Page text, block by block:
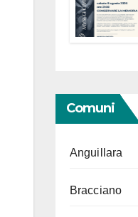
Comuni
Anguillara
Bracciano